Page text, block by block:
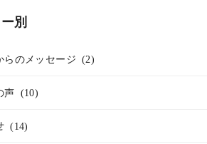
別
らのメッセージ (2)
声 (10)
(14)